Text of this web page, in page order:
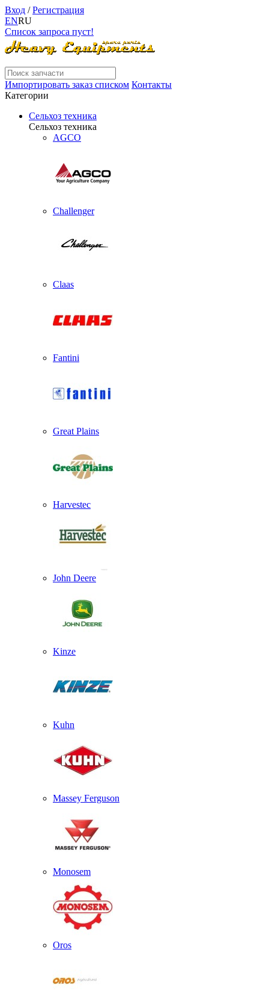
Вход /Регистрация
ENRU
Список запроса пуст!
Импортировать заказ списком Контакты
Категории
Сельхоз техника
Сельхоз техника
AGCO
Challenger
Claas
Fantini
Great Plains
Harvestec
John Deere
Kinze
Kuhn
Massey Ferguson
Monosem
Oros